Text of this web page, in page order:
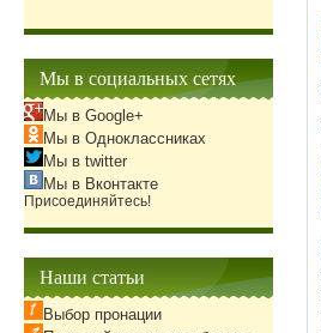
Мы в социальных сетях
Мы в Google+
Мы в Одноклассниках
Мы в twitter
Мы в Вконтакте
Присоединяйтесь!
Наши статьи
Выбор пронации